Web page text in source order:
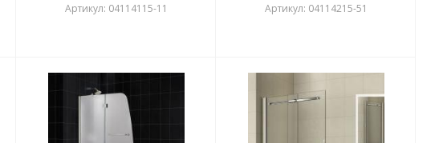
Артикул: 04114115-11
Артикул: 04114215-51